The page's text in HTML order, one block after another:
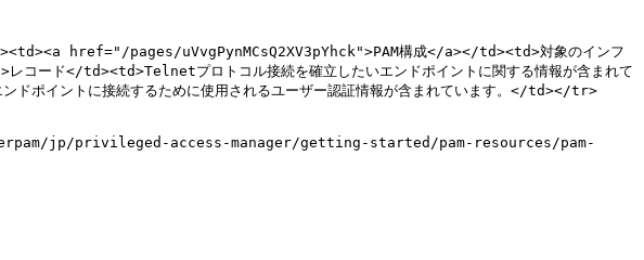
href="/pages/uVvgPynMCsQ2XV3pYhck">PAM構成</a></td><td>対象のインフ
ド</td><td>Telnetプロトコル接続を確立したいエンドポイントに関する情報が含まれて
イントに接続するために使用されるユーザー認証情報が含まれています。</td></tr>
](/keeperpam/jp/privileged-access-manager/getting-started/pam-resources/pam-